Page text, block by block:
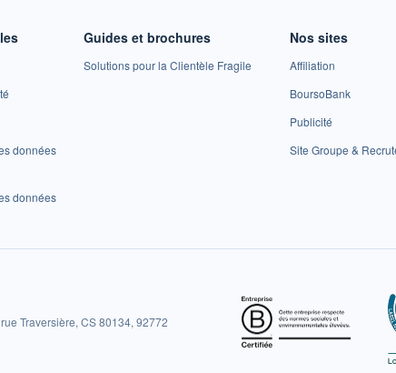
données
données
Guides et brochures
Solutions pour la Clientèle Fragile
Nos sites
Affiliation
BoursoBank
Publicité
Site Groupe &
Traversière, CS 80134, 92772